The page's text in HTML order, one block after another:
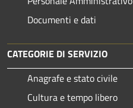
Documenti e dati
CATEGORIE DI SERVIZIO
Anagrafe e stato civile
Cultura e tempo libero